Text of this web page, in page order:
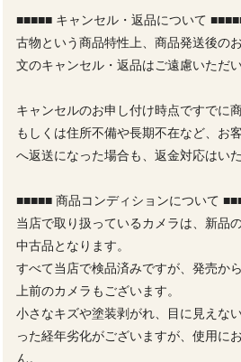
■■■■■ キャンセル・返品について
古物という商品特性上、商品発送後の
文のキャンセル・返品はご遠慮いただ
キャンセルのお申し付け時点ですでに
もしくは住所不備や長期不在など、お
へ返送になった場合も、返金対応はい
■■■■■ 商品コンディションについて
当店で取り扱っているカメラは、新品
中古品となります。
すべて当店で検品済みですが、発売か
上前のカメラもございます。
小さなキズや塗装剥がれ、目に見えな
った経年劣化がございますが、使用に
ん。